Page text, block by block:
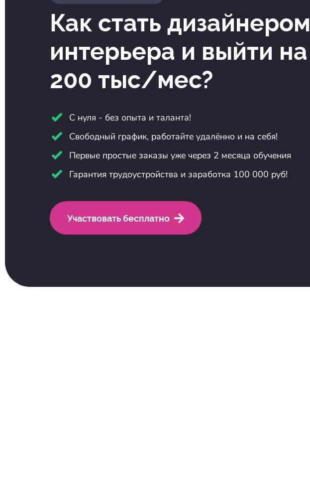
Как стать дизайнером
интерьера и выйти на
200 тыс/мес?
С нуля - без опыта и таланта!
Свободный график, работайте удалённо и на себя!
Первые простые заказы уже через 2 месяца обучения
Гарантия трудоустройства и заработка 100 000 руб!
Участвовать бесплатно